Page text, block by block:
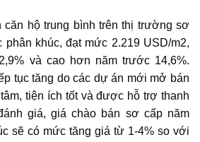
căn hộtrung bình trên thị trường sơ
phân khúc, đạt mức 2.219 USD/m2,
và cao hơn năm trước 14,6%.
tục tăng do các dự án mới mở bán
tiện ích tốt và được hỗ trợ thanh
giá, giá chào bán sơ cấp năm
sẽ có mức tăng giá từ 1-4% so với